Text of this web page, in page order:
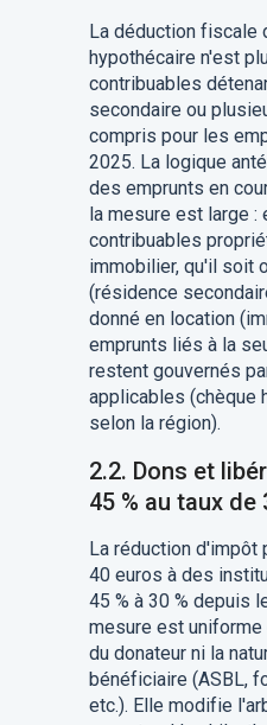
La déduction fiscale
hypothécaire n'est
contribuables
secondaire ou
compris pour les
2025. La logique
des emprunts en
la mesure est large
contribuables
immobilier, qu'il soit
(résidence
donné en location
emprunts liés à la
restent gouvernés
applicables (chèque
selon la région).
2.2. Dons et
45 % au taux de
La réduction d'impôt
40 euros à des
45 % à 30 % depuis
mesure est
du donateur ni la
bénéficiaire (ASBL,
etc.). Elle modifie